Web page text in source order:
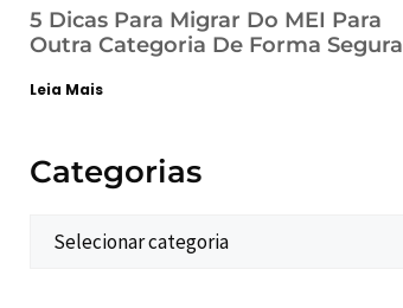
5 Dicas Para Migrar Do MEI Para
Outra Categoria De Forma Segura
Leia Mais
Categorias